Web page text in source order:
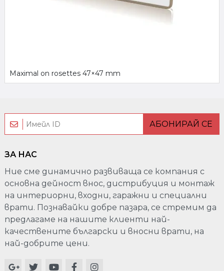
Maximal on rosettes 47×47 mm
АБОНИРАЙ СЕ
ЗА НАС
Ние сме динамично развиваща се компания с
основна дейност внос, дистрибуция и монтаж
на интериорни, входни, гаражни и специални
врати. Познавайки добре пазара, се стремим да
предлагаме на нашите клиенти най-
качествените български и вносни врати, на
най-добрите цени.